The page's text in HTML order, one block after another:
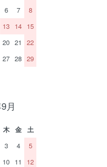
6 7
8
13 14 15
20 21
22
27 28 29
月
木 金
土
3 4
5
10 11
12